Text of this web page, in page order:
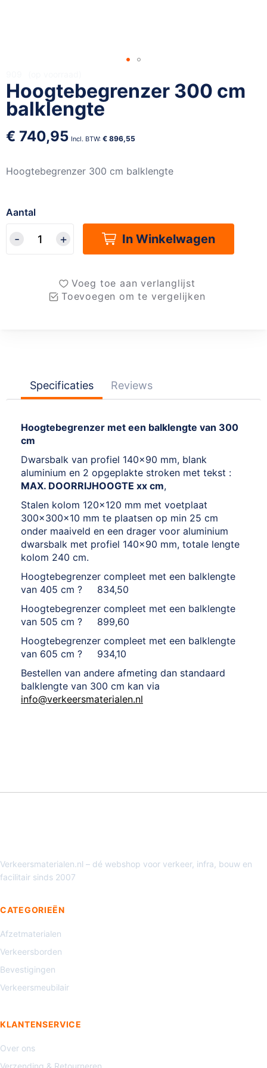
Hoogtebegrenzer 300 cm
balklengte
€ 740,95 € 896,55
Hoogtebegrenzer 300 cm balklengte
Aantal
In Winkelwagen
Voeg toe aan verlanglijst
Toevoegen om te vergelijken
naar
het
begin
de
gallerij
Specificaties Reviews
Hoogtebegrenzer met een balklengte van 300
cm
Dwarsbalk van profiel 140x90 mm, blank
aluminium en 2 opgeplakte stroken met tekst :
MAX. DOORRIJHOOGTE xx cm,
Stalen kolom 120x120 mm met voetplaat
300x300x10 mm te plaatsen op min 25 cm
onder maaiveld en een drager voor aluminium
dwarsbalk met profiel 140x90 mm, totale lengte
kolom 240 cm.
Hoogtebegrenzer compleet met een balklengte
van 405 cm ? 834,50
Hoogtebegrenzer compleet met een balklengte
van 505 cm ? 899,60
Hoogtebegrenzer compleet met een balklengte
van 605 cm ? 934,10
Bestellen van andere afmeting dan standaard
balklengte van 300 cm kan via
info@verkeersmaterialen.nl
Verkeersmaterialen.nl – dé webshop voor verkeer, infra, bouw en
facilitair sinds 2007
CATEGORIEËN
Afzetmaterialen
Verkeersborden
Bevestigingen
Verkeersmeubilair
KLANTENSERVICE
Over ons
Verzending & Retourneren